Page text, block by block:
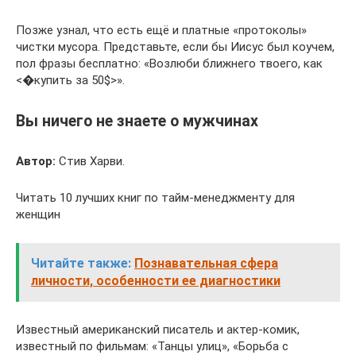
Позже узнал, что есть ещё и платные «протоколы»
чистки мусора. Представьте, если бы Иисус был коучем,
пол фразы бесплатно: «Возлюби ближнего твоего, как
<�купить за 50$>».
Вы ничего не знаете о мужчинах
Автор: Стив Харви.
Читать 10 лучших книг по тайм-менеджменту для
женщин
Читайте также: Познавательная сфера
личности, особенности ее диагностики
Известный американский писатель и актер-комик,
известный по фильмам: «Танцы улиц», «Борьба с